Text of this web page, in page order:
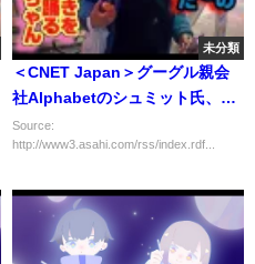
未分類
＜CNET Japan＞グーグル親会
社Alphabetのシュミット氏、取
締役を退任へ
Source:
http://www3.asahi.com/rss/index.rdf...